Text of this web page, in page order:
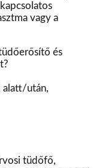
vagy a
és
alatt/után,
tüdőfő,